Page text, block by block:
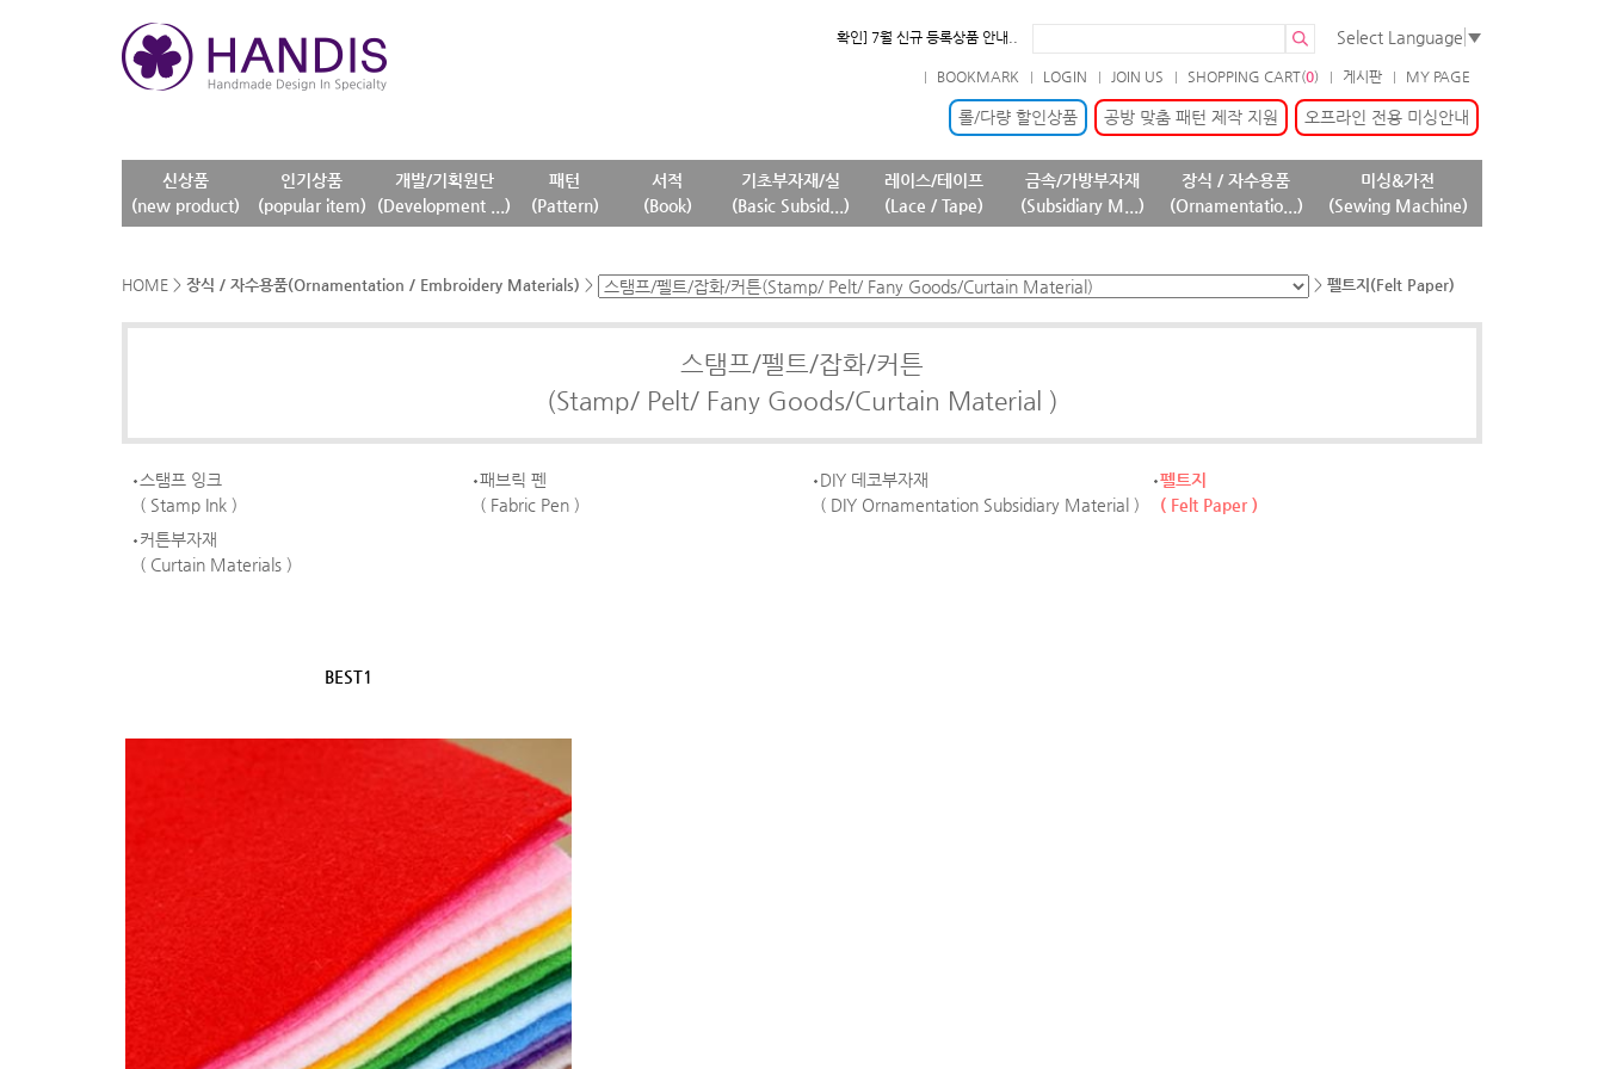
확인] 7월 신규 등록상품 안내..
필독] 판매 중단 패턴상품 안내 ..
필독] 원단 판매가격 변경 안내 ..
Select Language ▼
MY PAGE
게시판
SHOPPING CART(0)
JOIN US
LOGIN
BOOKMARK
오프라인 전용 미싱안내
공방 맞춤 패턴 제작 지원
롤/다량 할인상품
신상품
(new product)
인기상품
(popular item)
개발/기획원단
(Development ...)
패턴
(Pattern)
서적
(Book)
기초부자재/실
(Basic Subsid...)
레이스/테이프
(Lace / Tape)
금속/가방부자재
(Subsidiary M...)
장식 / 자수용품
(Ornamentatio...)
미싱&가전
(Sewing Machine)
HOME > 장식 / 자수용품(Ornamentation / Embroidery Materials) > > 펠트지(Felt Paper)
스탬프/펠트/잡화/커튼
(Stamp/ Pelt/ Fany Goods/Curtain Material )
스탬프 잉크
( Stamp Ink )
패브릭 펜
( Fabric Pen )
DIY 데코부자재
( DIY Ornamentation Subsidiary Material )
펠트지
( Felt Paper )
커튼부자재
( Curtain Materials )
BEST1